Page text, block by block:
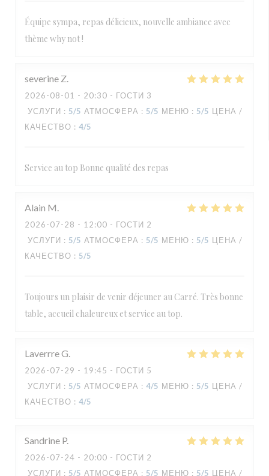
Équipe sympa, repas délicieux, nouvelle ambiance avec
thème why not !
severine Z
2026-08-01 - 20:30 - ГОСТИ 3
УСЛУГИ : 5/5 АТМОСФЕРА : 5/5 МЕНЮ : 5/5 ЦЕНА /
КАЧЕСТВО : 4/5
Service au top Bonne qualité des repas
Alain M
2026-07-28 - 12:00 - ГОСТИ 2
УСЛУГИ : 5/5 АТМОСФЕРА : 5/5 МЕНЮ : 5/5 ЦЕНА /
КАЧЕСТВО : 5/5
Toujours un plaisir de venir déjeuner au Carré. Très bonne
table, accueil chaleureux et service au top.
LaverrreG
2026-07-29 - 19:45 - ГОСТИ 5
УСЛУГИ : 5/5 АТМОСФЕРА : 4/5 МЕНЮ : 5/5 ЦЕНА /
КАЧЕСТВО : 4/5
Sandrine P
2026-07-24 - 20:00 - ГОСТИ 2
УСЛУГИ : 5/5 АТМОСФЕРА : 5/5 МЕНЮ : 5/5 ЦЕНА /